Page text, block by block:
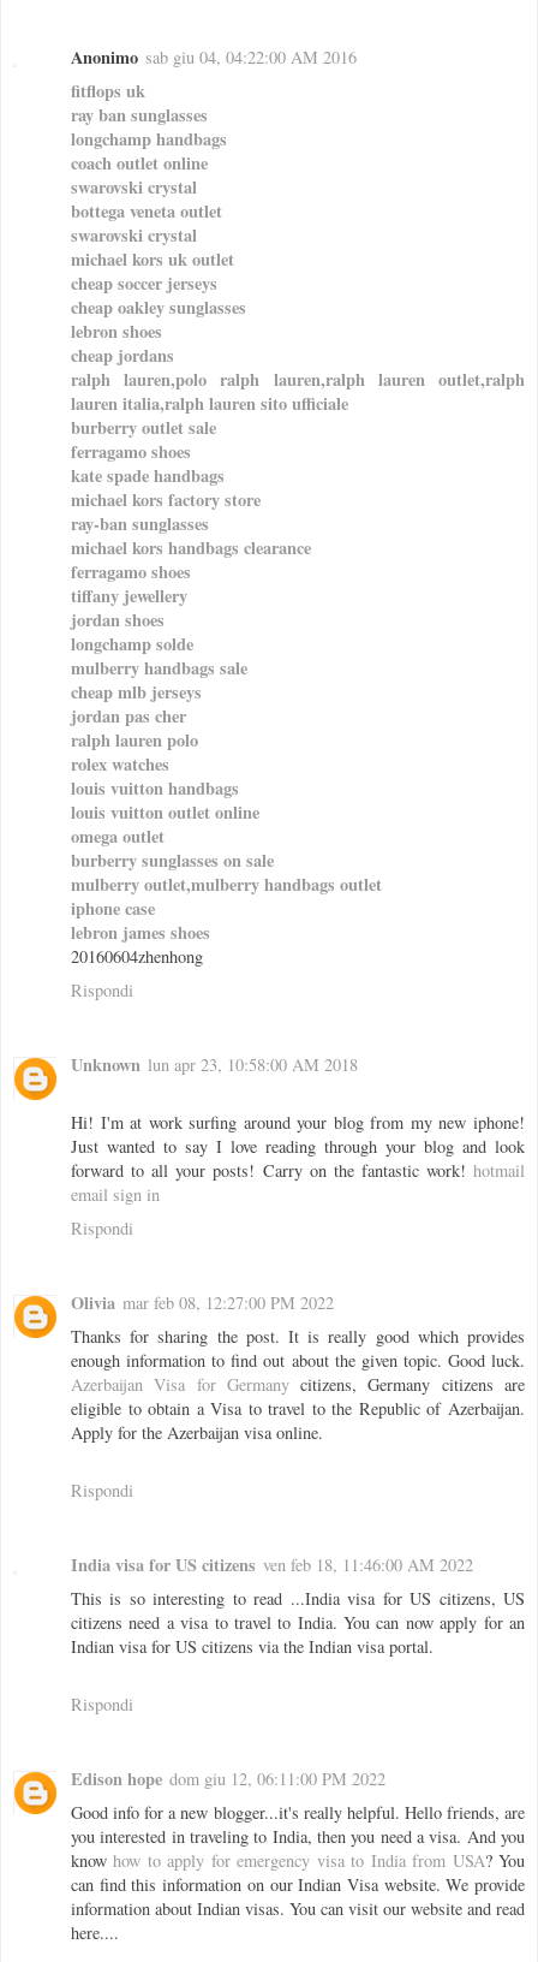
Anonimo sab giu 04, 04:22:00 AM 2016
fitflops uk
ray ban sunglasses
longchamp handbags
coach outlet online
swarovski crystal
bottega veneta outlet
swarovski crystal
michael kors uk outlet
cheap soccer jerseys
cheap oakley sunglasses
lebron shoes
cheap jordans
ralph lauren,polo ralph lauren,ralph lauren outlet,ralph
lauren italia,ralph lauren sito ufficiale
burberry outlet sale
ferragamo shoes
kate spade handbags
michael kors factory store
ray-ban sunglasses
michael kors handbags clearance
ferragamo shoes
tiffany jewellery
jordan shoes
longchamp solde
mulberry handbags sale
cheap mlb jerseys
jordan pas cher
ralph lauren polo
rolex watches
louis vuitton handbags
louis vuitton outlet online
omega outlet
burberry sunglasses on sale
mulberry outlet,mulberry handbags outlet
iphone case
lebron james shoes
20160604zhenhong
Rispondi
Unknown lun apr 23, 10:58:00 AM 2018
Hi! I'm at work surfing around your blog from my new iphone!
Just wanted to say I love reading through your blog and look
forward to all your posts! Carry on the fantastic work! hotmail
email sign in
Rispondi
Olivia mar feb 08, 12:27:00 PM 2022
Thanks for sharing the post. It is really good which provides
enough information to find out about the given topic. Good luck.
Azerbaijan Visa for Germanycitizens, Germany citizens are
eligible to obtain a Visa to travel to the Republic of Azerbaijan.
Apply for the Azerbaijan visa online.
Rispondi
India visa for US citizens ven feb 18, 11:46:00 AM 2022
This is so interesting to read ...India visa for US citizens, US
citizens need a visa to travel to India. You can now apply for an
Indian visa for US citizens via the Indian visa portal.
Rispondi
Edison hope dom giu 12, 06:11:00 PM 2022
Good info for a new blogger...it's really helpful. Hello friends, are
you interested in traveling to India, then you need a visa. And you
knowhow to apply for emergency visa to India from USA? You
can find this information on our Indian Visa website. We provide
information about Indian visas. You can visit our website and read
here....